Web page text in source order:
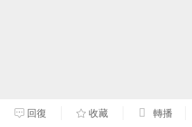
回復 收藏 轉播